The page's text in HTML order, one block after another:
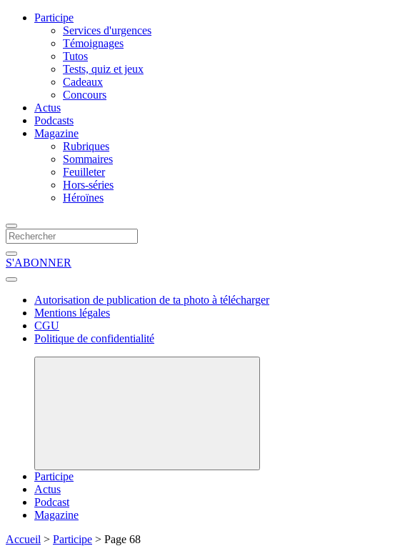
Participe
Services d'urgences
Témoignages
Tutos
Tests, quiz et jeux
Cadeaux
Concours
Actus
Podcasts
Magazine
Rubriques
Sommaires
Feuilleter
Hors-séries
Héroïnes
S'ABONNER
Autorisation de publication de ta photo à télécharger
Mentions légales
CGU
Politique de confidentialité
Participe
Actus
Podcast
Magazine
Accueil > Participe > Page 68